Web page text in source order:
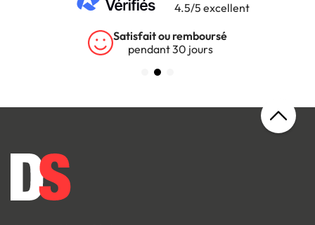
4.5/5 excellent
Satisfait ou remboursé
pendant 30 jours